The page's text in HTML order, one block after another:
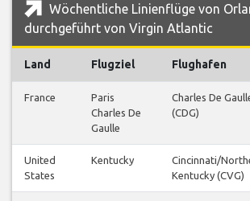
Wöchentliche Linienflüge von
durchgeführt von Virgin Atlantic
Land Flugziel Flughafen
France
Paris
Charles De
Gaulle
Charles De
(CDG)
United
States
Kentucky
Cincinnati/
Kentucky (CVG)